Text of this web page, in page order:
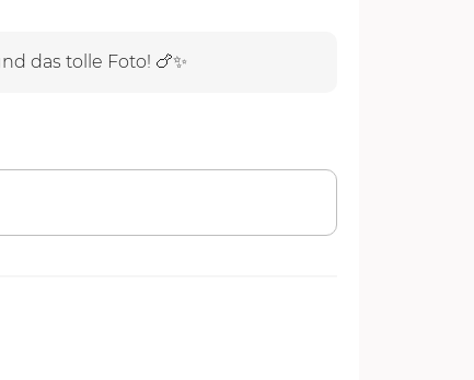
das tolle Foto! 🍗✨